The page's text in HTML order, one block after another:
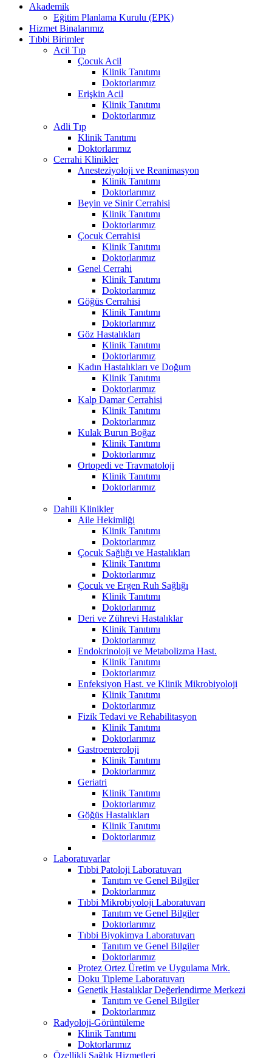
Akademik
Eğitim Planlama Kurulu (EPK)
Hizmet Binalarımız
Tıbbi Birimler
Acil Tıp
Çocuk Acil
Klinik Tanıtımı
Doktorlarımız
Erişkin Acil
Klinik Tanıtımı
Doktorlarımız
Adli Tıp
Klinik Tanıtımı
Doktorlarımız
Cerrahi Klinikler
Anesteziyoloji ve Reanimasyon
Klinik Tanıtımı
Doktorlarımız
Beyin ve Sinir Cerrahisi
Klinik Tanıtımı
Doktorlarımız
Çocuk Cerrahisi
Klinik Tanıtımı
Doktorlarımız
Genel Cerrahi
Klinik Tanıtımı
Doktorlarımız
Göğüs Cerrahisi
Klinik Tanıtımı
Doktorlarımız
Göz Hastalıkları
Klinik Tanıtımı
Doktorlarımız
Kadın Hastalıkları ve Doğum
Klinik Tanıtımı
Doktorlarımız
Kalp Damar Cerrahisi
Klinik Tanıtımı
Doktorlarımız
Kulak Burun Boğaz
Klinik Tanıtımı
Doktorlarımız
Ortopedi ve Travmatoloji
Klinik Tanıtımı
Doktorlarımız
Dahili Klinikler
Aile Hekimliği
Klinik Tanıtımı
Doktorlarımız
Çocuk Sağlığı ve Hastalıkları
Klinik Tanıtımı
Doktorlarımız
Çocuk ve Ergen Ruh Sağlığı
Klinik Tanıtımı
Doktorlarımız
Deri ve Zührevi Hastalıklar
Klinik Tanıtımı
Doktorlarımız
Endokrinoloji ve Metabolizma Hast.
Klinik Tanıtımı
Doktorlarımız
Enfeksiyon Hast. ve Klinik Mikrobiyoloji
Klinik Tanıtımı
Doktorlarımız
Fizik Tedavi ve Rehabilitasyon
Klinik Tanıtımı
Doktorlarımız
Gastroenteroloji
Klinik Tanıtımı
Doktorlarımız
Geriatri
Klinik Tanıtımı
Doktorlarımız
Göğüs Hastalıkları
Klinik Tanıtımı
Doktorlarımız
Laboratuvarlar
Tıbbi Patoloji Laboratuvarı
Tanıtım ve Genel Bilgiler
Doktorlarımız
Tıbbi Mikrobiyoloji Laboratuvarı
Tanıtım ve Genel Bilgiler
Doktorlarımız
Tıbbi Biyokimya Laboratuvarı
Tanıtım ve Genel Bilgiler
Doktorlarımız
Protez Ortez Üretim ve Uygulama Mrk.
Doku Tipleme Laboratuvarı
Genetik Hastalıklar Değerlendirme Merkezi
Tanıtım ve Genel Bilgiler
Doktorlarımız
Radyoloji-Görüntüleme
Klinik Tanıtımı
Doktorlarımız
Özellikli Sağlık Hizmetleri